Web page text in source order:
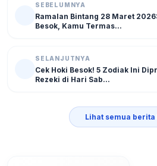
SEBELUMNYA
Ramalan Bintang 28 Maret
Besok, Kamu Termas...
SELANJUTNYA
Cek Hoki Besok! 5 Zodiak Ini
Rezeki di Hari Sab...
Lihat semua